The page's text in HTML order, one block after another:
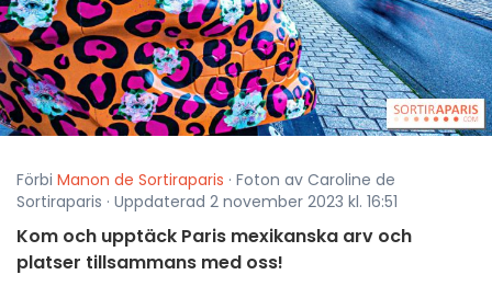
Förbi Manon de Sortiraparis · Foton av Caroline de
Sortiraparis · Uppdaterad 2 november 2023 kl. 16:51
Kom och upptäck Paris mexikanska arv och
platser tillsammans med oss!